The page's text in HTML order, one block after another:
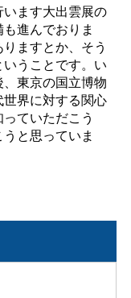
ます大出雲展の
進んでおりま
ますとか、そう
うことです。い
東京の国立博物
界に対する関心
ていただこう
と思っていま